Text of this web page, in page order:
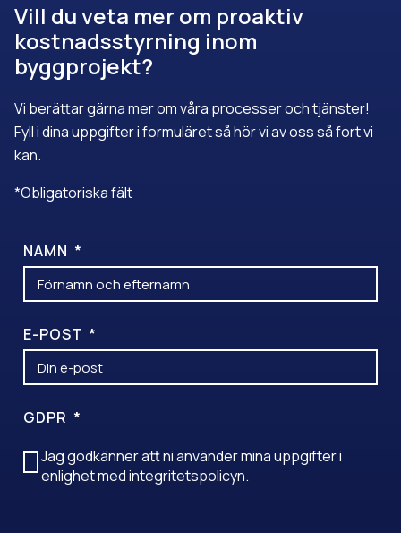
Vill du veta mer om proaktiv
kostnadsstyrning inom
byggprojekt?
Vi berättar gärna mer om våra processer och tjänster!
Fyll i dina uppgifter i formuläret så hör vi av oss så fort vi
kan.
*Obligatoriska fält
NAMN
E-POST
GDPR
Jag godkänner att ni använder mina uppgifter i
enlighet medintegritetspolicyn.